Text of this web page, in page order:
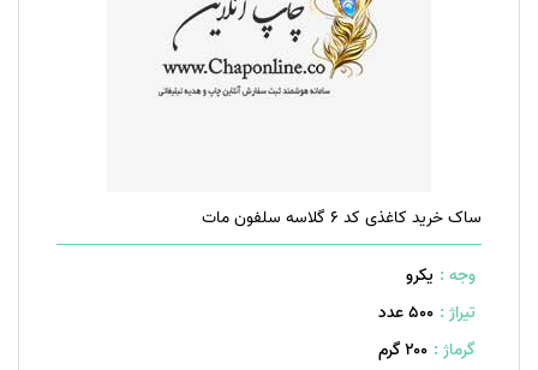
ساک خرید کاغذی کد 6 گلاسه سلفون مات
وجه : یکرو
تیراژ : 500 عدد
گرماژ : ۲۰۰ گرم